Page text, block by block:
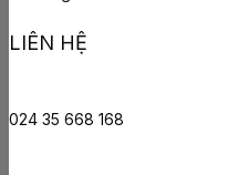
LIÊN HỆ
024 35 668 168